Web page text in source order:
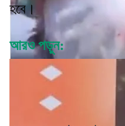
হবে।
আরও পড়ুন: